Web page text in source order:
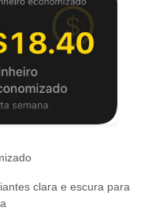
clara e escura para